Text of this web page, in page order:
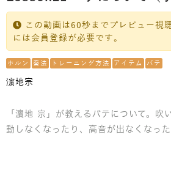
この動画は60秒までプレビュー視
には会員登録が必要です。
ホルン 奏法 トレーニング方法 アイテム バテ
濵地宗
「濵地 宗」が教えるバテについて。吹
動しなくなったり、高音が出なくなっ
トレーニング方法を解説します。「バ